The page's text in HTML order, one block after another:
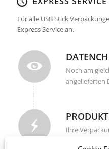
Für alle USB Stick
Express Service an.
Noch am
angelieferten
Ihre